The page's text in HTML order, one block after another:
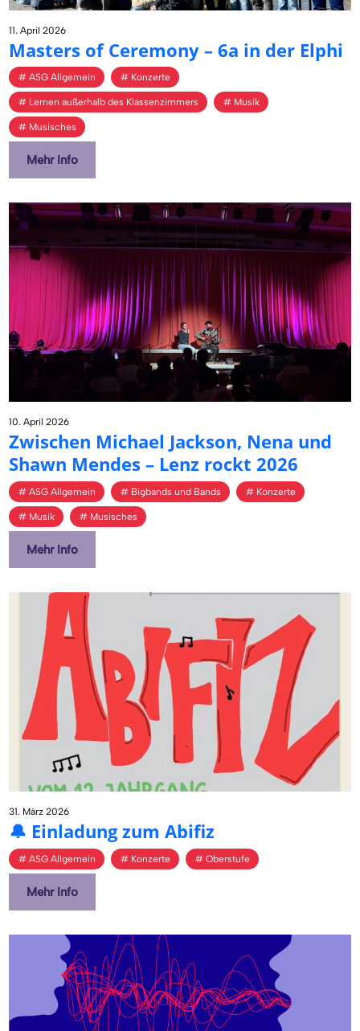
11. April 2026
Mas­ters of Ce­re­mo­ny – 6a in der Elphi
ASG Allgemein Konzerte
Lernen außerhalb des Klassenzimmers Musik
Musisches
Mehr Info
10. April 2026
Zwi­schen Mi­cha­el Jack­son, Nena und
Shawn Men­des – Lenz rockt 2026
ASG Allgemein Bigbands und Bands Konzerte
Musik Musisches
Mehr Info
31. März 2026
🔔 Ein­la­dung zum Abi­fiz
ASG Allgemein Konzerte Oberstufe
Mehr Info